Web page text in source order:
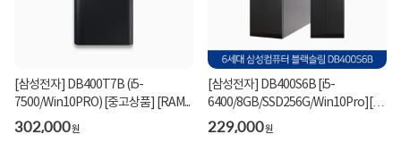
[삼성전자] DB400T7B (i5-
7500/Win10PRO) [중고상품] [RAM...
302,000원
[삼성전자] DB400S6B [i5-
6400/8GB/SSD256G/Win10Pro][중
고...
229,000원